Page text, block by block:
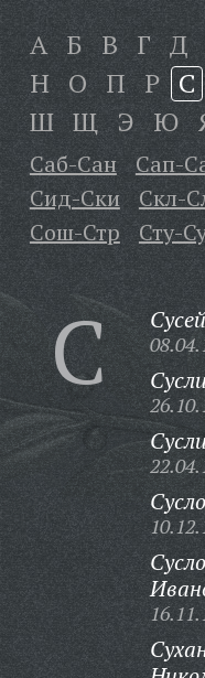
А Б В Г Д
Н О П Р С
Ш Щ Э Ю
Саб-Сан Сап-
Сид-Ски
Скл-
Сош-Стр
Сту-
С